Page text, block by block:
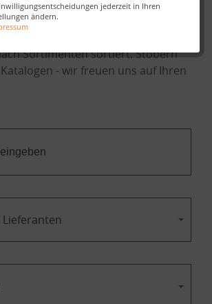
jederzeit in Ihren
ändern.